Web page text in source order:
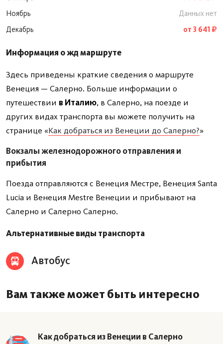
Ноябрь
Данных нет
Декабрь
от 3 641 ₽
Информация о жд маршруте
Здесь приведены краткие сведения о маршруте
Венеция — Салерно. Больше информации о
путешествии в Италию, в Салерно, на поезде и
других видах транспорта вы можете получить на
странице «Как добраться из Венеции до Салерно?»
Вокзалы железнодорожного отправления и
прибытия
Поезда отправляются с Венеция Местре, Венеция Santa
Lucia и Венеция Mestre Венеции и прибывают на
Салерно и Салерно Салерно.
Альтернативные виды транспорта
Автобус
Вам также может быть интересно
Как добраться из Венеции в Салерно